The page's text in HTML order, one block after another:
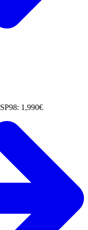
SP98: 1,990€